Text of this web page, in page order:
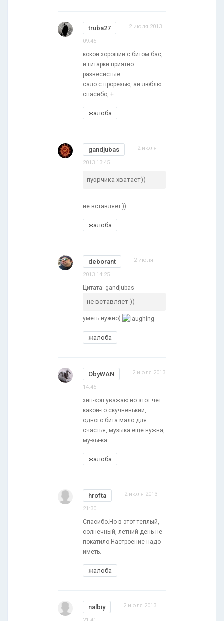
truba27 2 июля 2013
09:45
кокой хороший с битом бас,
и гитарки приятно
развесистые.
сало с прорезью, ай люблю.
спасибо, +
жалоба
gandjubas 2 июля
2013 13:45
пуэрчика хватает))
не вставляет ))
жалоба
deborant 2 июля
2013 14:25
Цитата: gandjubas
не вставляет ))
уметь нужно)
жалоба
ObyWAN 2 июля 2013
14:45
хип-хоп уважаю но этот чет
какой-то скучненький,
одного бита мало для
счастья, музыка еще нужна,
му-зы-ка
жалоба
hrofta 2 июля 2013
21:30
Спасибо.Но в этот теплый,
солнечный, летний день не
покатило.Настроение надо
иметь.
жалоба
nalbiy 2 июля 2013